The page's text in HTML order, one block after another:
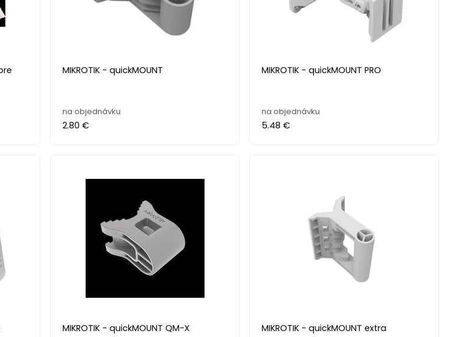
MIKROTIK - quickMOUNT
na objednávku
2.80 €
MIKROTIK - quickMOUNT PRO
na objednávku
5.48 €
MIKROTIK - quickMOUNT QM-X MIKROTIK - quickMOUNT extra